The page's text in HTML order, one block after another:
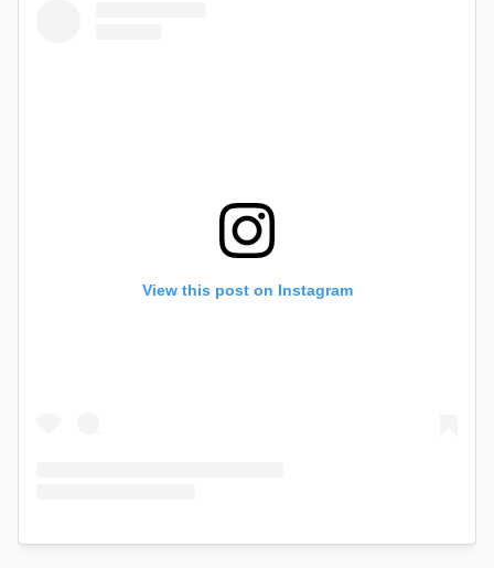
View this post on Instagram